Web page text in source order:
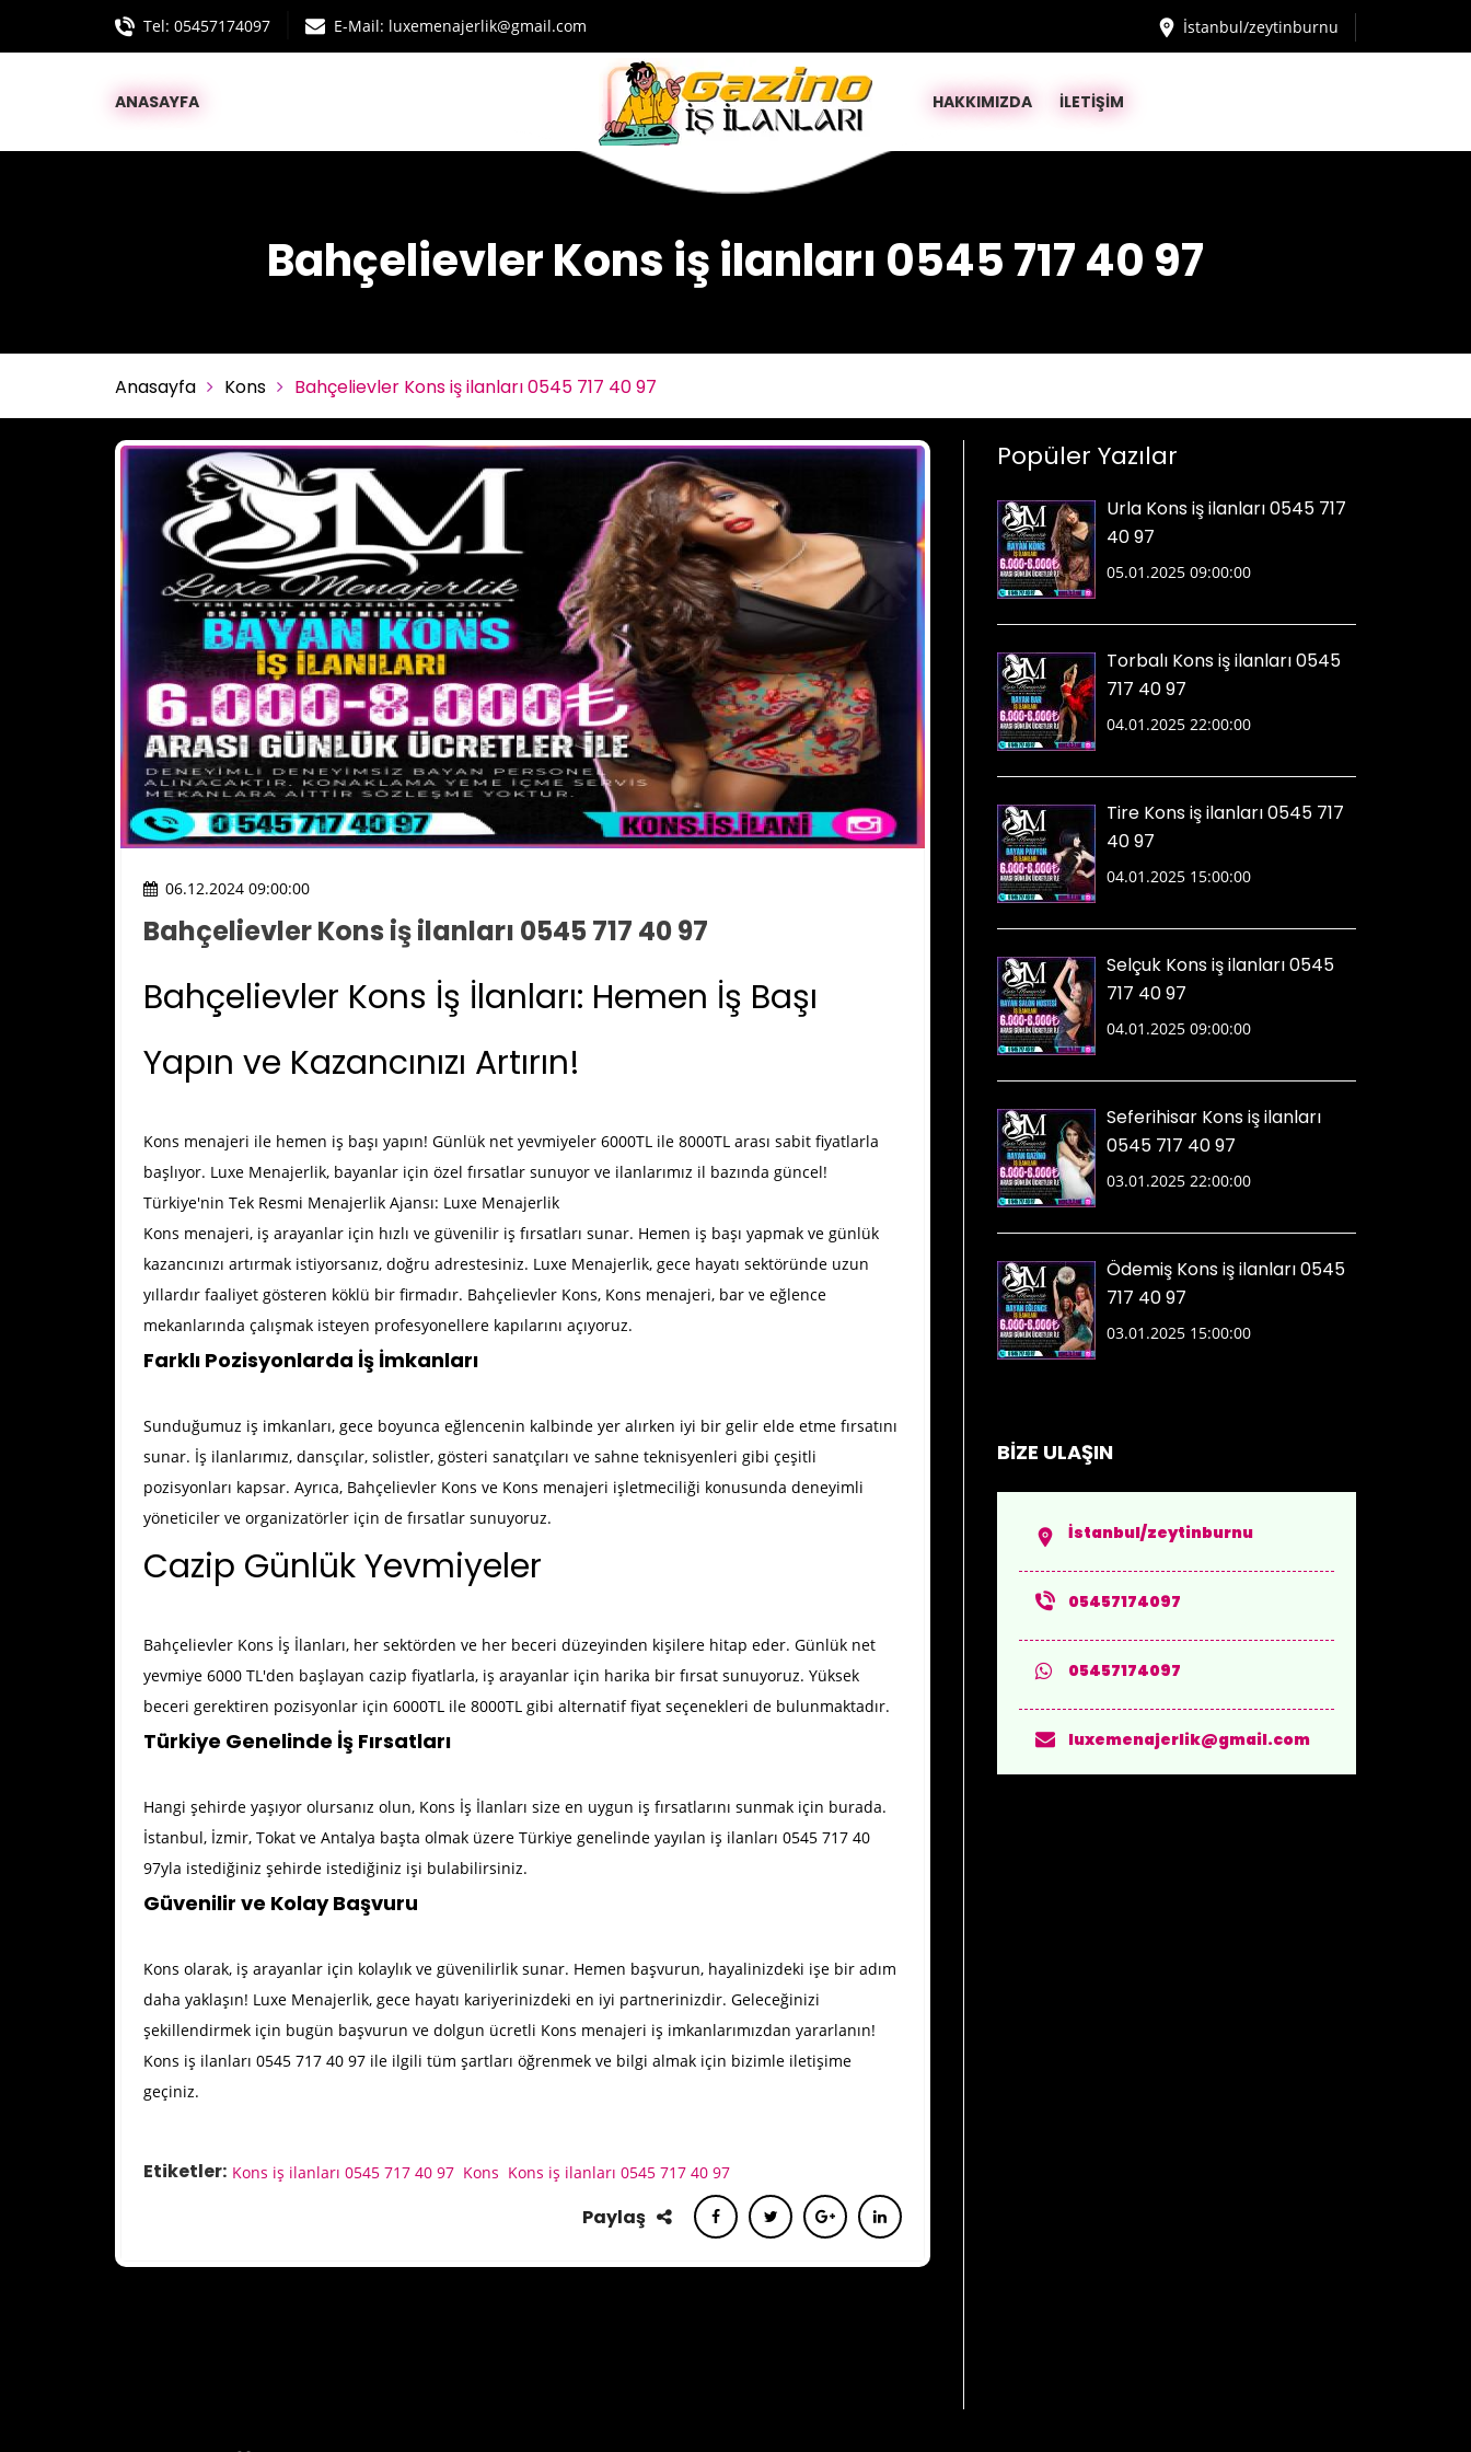
Tel: 05457174097 E-Mail: luxemenajerlik@gmail.com İstanbul/zeytinburnu
ANASAYFA HAKKIMIZDA İLETİŞİM
Bahçelievler Kons iş ilanları 0545 717 40 97
Anasayfa Kons Bahçelievler Kons iş ilanları 0545 717 40 97
06.12.2024 09:00:00
Bahçelievler Kons iş ilanları 0545 717 40 97
Bahçelievler Kons İş İlanları: Hemen İş Başı
Yapın ve Kazancınızı Artırın!
Kons menajeri ile hemen iş başı yapın! Günlük net yevmiyeler 6000TL ile 8000TL arası sabit fiyatlarla
başlıyor. Luxe Menajerlik, bayanlar için özel fırsatlar sunuyor ve ilanlarımız il bazında güncel!
Türkiye'nin Tek Resmi Menajerlik Ajansı: Luxe Menajerlik
Kons menajeri, iş arayanlar için hızlı ve güvenilir iş fırsatları sunar. Hemen iş başı yapmak ve günlük
kazancınızı artırmak istiyorsanız, doğru adrestesiniz. Luxe Menajerlik, gece hayatı sektöründe uzun
yıllardır faaliyet gösteren köklü bir firmadır. Bahçelievler Kons, Kons menajeri, bar ve eğlence
mekanlarında çalışmak isteyen profesyonellere kapılarını açıyoruz.
Farklı Pozisyonlarda İş İmkanları
Sunduğumuz iş imkanları, gece boyunca eğlencenin kalbinde yer alırken iyi bir gelir elde etme fırsatını
sunar. İş ilanlarımız, dansçılar, solistler, gösteri sanatçıları ve sahne teknisyenleri gibi çeşitli
pozisyonları kapsar. Ayrıca, Bahçelievler Kons ve Kons menajeri işletmeciliği konusunda deneyimli
yöneticiler ve organizatörler için de fırsatlar sunuyoruz.
Cazip Günlük Yevmiyeler
Bahçelievler Kons İş İlanları, her sektörden ve her beceri düzeyinden kişilere hitap eder. Günlük net
yevmiye 6000 TL'den başlayan cazip fiyatlarla, iş arayanlar için harika bir fırsat sunuyoruz. Yüksek
beceri gerektiren pozisyonlar için 6000TL ile 8000TL gibi alternatif fiyat seçenekleri de bulunmaktadır.
Türkiye Genelinde İş Fırsatları
Hangi şehirde yaşıyor olursanız olun, Kons İş İlanları size en uygun iş fırsatlarını sunmak için burada.
İstanbul, İzmir, Tokat ve Antalya başta olmak üzere Türkiye genelinde yayılan iş ilanları 0545 717 40
97yla istediğiniz şehirde istediğiniz işi bulabilirsiniz.
Güvenilir ve Kolay Başvuru
Kons olarak, iş arayanlar için kolaylık ve güvenilirlik sunar. Hemen başvurun, hayalinizdeki işe bir adım
daha yaklaşın! Luxe Menajerlik, gece hayatı kariyerinizdeki en iyi partnerinizdir. Geleceğinizi
şekillendirmek için bugün başvurun ve dolgun ücretli Kons menajeri iş imkanlarımızdan yararlanın!
Kons iş ilanları 0545 717 40 97 ile ilgili tüm şartları öğrenmek ve bilgi almak için bizimle iletişime
geçiniz.
Etiketler: Kons iş ilanları 0545 717 40 97 Kons Kons iş ilanları 0545 717 40 97
Paylaş
Popüler Yazılar
Urla Kons iş ilanları 0545 717
40 97
05.01.2025 09:00:00
Torbalı Kons iş ilanları 0545
717 40 97
04.01.2025 22:00:00
Tire Kons iş ilanları 0545 717
40 97
04.01.2025 15:00:00
Selçuk Kons iş ilanları 0545
717 40 97
04.01.2025 09:00:00
Seferihisar Kons iş ilanları
0545 717 40 97
03.01.2025 22:00:00
Ödemiş Kons iş ilanları 0545
717 40 97
03.01.2025 15:00:00
BİZE ULAŞIN
İstanbul/zeytinburnu
05457174097
05457174097
luxemenajerlik@gmail.com